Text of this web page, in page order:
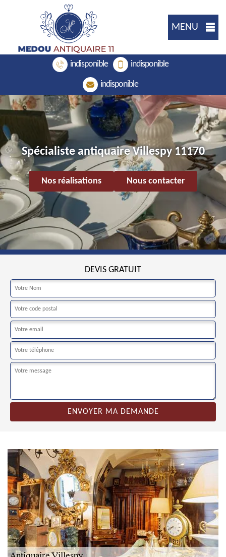
MENU
indisponible indisponible
indisponible
Spécialiste antiquaire Villespy 11170
Nos réalisations Nous contacter
DEVIS GRATUIT